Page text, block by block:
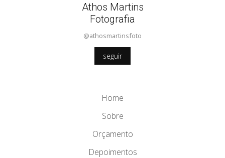
Athos Martins
Fotografia
@athosmartinsfoto
seguir
Home
Sobre
Orçamento
Depoimentos